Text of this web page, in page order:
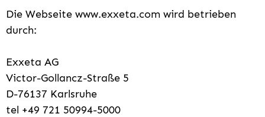
Die Web­sei­te www.exxeta.com wird be­trie­ben
durch:
Exxeta AG
Victor-Gollancz-Straße 5
D-76137 Karls­ru­he
tel +49 721 50994-5000